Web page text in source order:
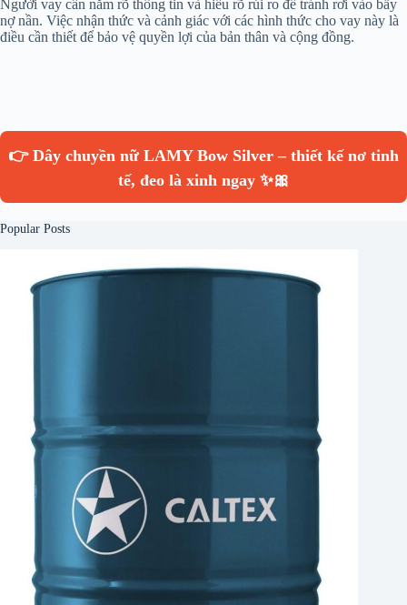
Người vay cần nắm rõ thông tin và hiểu rõ rủi ro để tránh rơi vào bẫy
nợ nần. Việc nhận thức và cảnh giác với các hình thức cho vay này là
điều cần thiết để bảo vệ quyền lợi của bản thân và cộng đồng.
👉 Dây chuyền nữ LAMY Bow Silver – thiết kế nơ tinh
tế, đeo là xinh ngay ✨🎀
Popular Posts